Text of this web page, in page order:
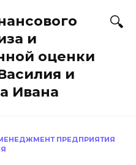
и
оценки
и
Ивана
ПРЕДПРИЯТИЯ